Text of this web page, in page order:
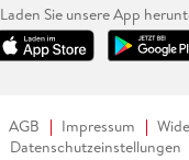
Laden Sie unsere App
AGB Impressum
Datenschutzeinstellungen